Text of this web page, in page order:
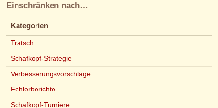
Einschränken nach…
Kategorien
Tratsch
Schafkopf-Strategie
Verbesserungsvorschläge
Fehlerberichte
Schafkopf-Turniere